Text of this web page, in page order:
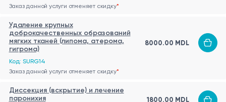
Заказ данной услуги отменяет скидку*
Удаление крупных
доброкачественных образований
мягких тканей (липома, атерома,
гигрома)
Код: SURG14
8000.00 MDL
Заказ данной услуги отменяет скидку*
Диссекция (вскрытие) и лечение
паронихия
1800.00 MDL